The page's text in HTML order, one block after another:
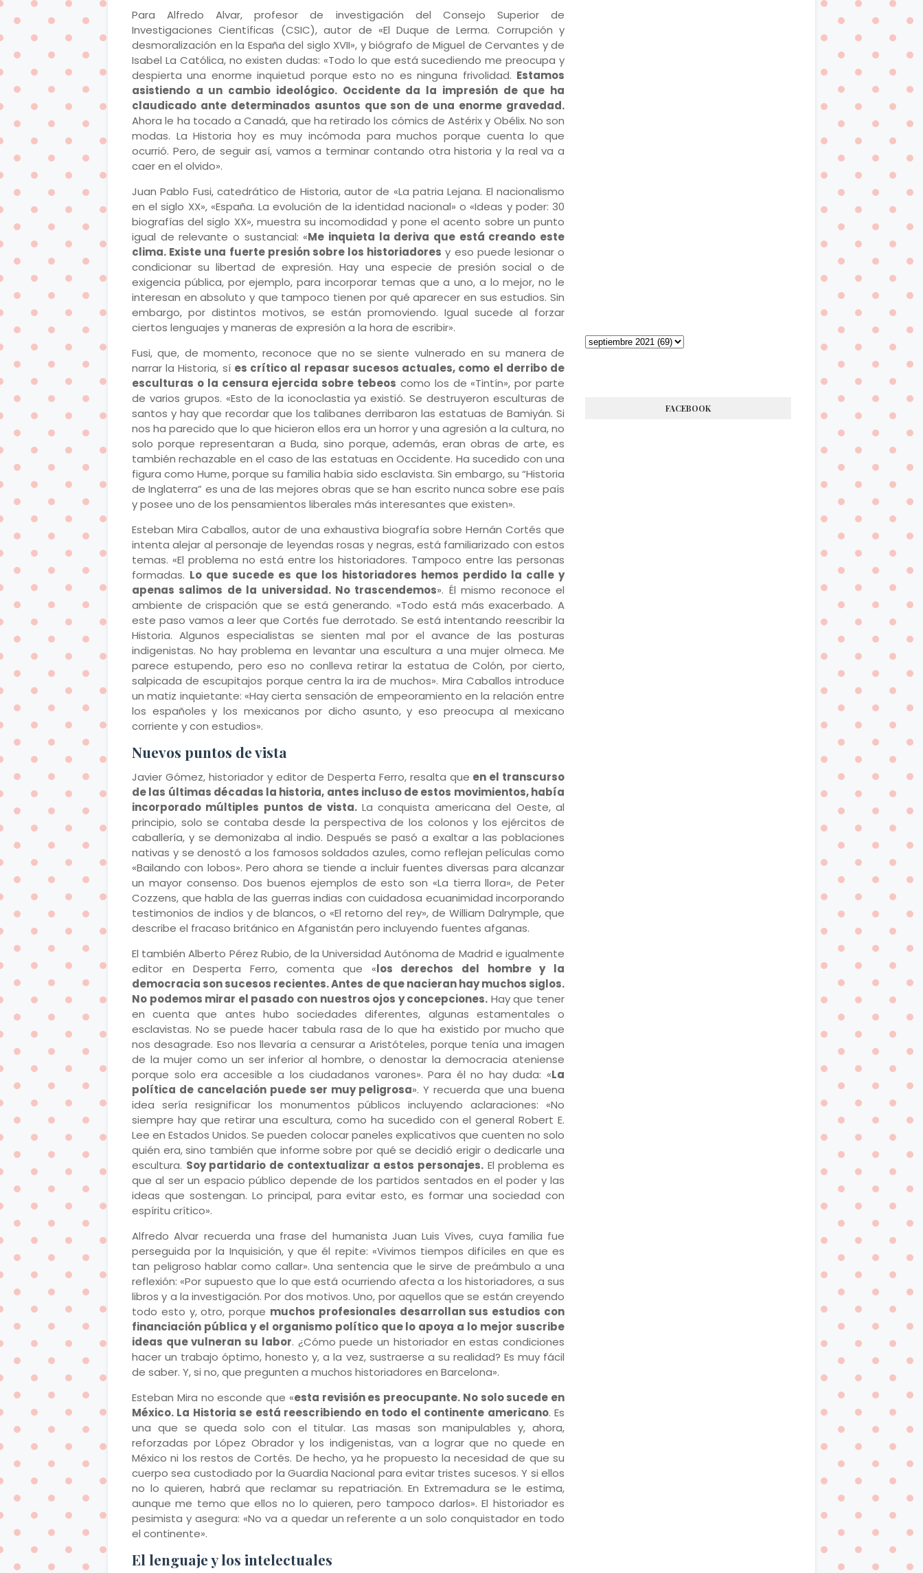
Para Alfredo Alvar, profesor de investigación del Consejo Superior de
Investigaciones Científicas (CSIC), autor de «El Duque de Lerma. Corrupción y
desmoralización en la España del siglo XVII», y biógrafo de Miguel de Cervantes y de
Isabel La Católica, no existen dudas: «Todo lo que está sucediendo me preocupa y
despierta una enorme inquietud porque esto no es ninguna frivolidad. Estamos
asistiendo a un cambio ideológico. Occidente da la impresión de que ha
claudicado ante determinados asuntos que son de una enorme gravedad.
Ahora le ha tocado a Canadá, que ha retirado los cómics de Astérix y Obélix. No son
modas. La Historia hoy es muy incómoda para muchos porque cuenta lo que
ocurrió. Pero, de seguir así, vamos a terminar contando otra historia y la real va a
caer en el olvido».
Juan Pablo Fusi, catedrático de Historia, autor de «La patria Lejana. El nacionalismo
en el siglo XX», «España. La evolución de la identidad nacional» o «Ideas y poder: 30
biografías del siglo XX», muestra su incomodidad y pone el acento sobre un punto
igual de relevante o sustancial: «Me inquieta la deriva que está creando este
clima. Existe una fuerte presión sobre los historiadores y eso puede lesionar o
condicionar su libertad de expresión. Hay una especie de presión social o de
exigencia pública, por ejemplo, para incorporar temas que a uno, a lo mejor, no le
interesan en absoluto y que tampoco tienen por qué aparecer en sus estudios. Sin
embargo, por distintos motivos, se están promoviendo. Igual sucede al forzar
ciertos lenguajes y maneras de expresión a la hora de escribir».
Fusi, que, de momento, reconoce que no se siente vulnerado en su manera de
narrar la Historia, sí es crítico al repasar sucesos actuales, como el derribo de
esculturas o la censura ejercida sobre tebeos como los de «Tintín», por parte
de varios grupos. «Esto de la iconoclastia ya existió. Se destruyeron esculturas de
santos y hay que recordar que los talibanes derribaron las estatuas de Bamiyán. Si
nos ha parecido que lo que hicieron ellos era un horror y una agresión a la cultura, no
solo porque representaran a Buda, sino porque, además, eran obras de arte, es
también rechazable en el caso de las estatuas en Occidente. Ha sucedido con una
figura como Hume, porque su familia había sido esclavista. Sin embargo, su “Historia
de Inglaterra” es una de las mejores obras que se han escrito nunca sobre ese país
y posee uno de los pensamientos liberales más interesantes que existen».
Esteban Mira Caballos, autor de una exhaustiva biografía sobre Hernán Cortés que
intenta alejar al personaje de leyendas rosas y negras, está familiarizado con estos
temas. «El problema no está entre los historiadores. Tampoco entre las personas
formadas. Lo que sucede es que los historiadores hemos perdido la calle y
apenas salimos de la universidad. No trascendemos». Él mismo reconoce el
ambiente de crispación que se está generando. «Todo está más exacerbado. A
este paso vamos a leer que Cortés fue derrotado. Se está intentando reescribir la
Historia. Algunos especialistas se sienten mal por el avance de las posturas
indigenistas. No hay problema en levantar una escultura a una mujer olmeca. Me
parece estupendo, pero eso no conlleva retirar la estatua de Colón, por cierto,
salpicada de escupitajos porque centra la ira de muchos». Mira Caballos introduce
un matiz inquietante: «Hay cierta sensación de empeoramiento en la relación entre
los españoles y los mexicanos por dicho asunto, y eso preocupa al mexicano
corriente y con estudios».
Nuevos puntos de vista
Javier Gómez, historiador y editor de Desperta Ferro, resalta que en el transcurso
de las últimas décadas la historia, antes incluso de estos movimientos, había
incorporado múltiples puntos de vista.La conquista americana del Oeste, al
principio, solo se contaba desde la perspectiva de los colonos y los ejércitos de
caballería, y se demonizaba al indio. Después se pasó a exaltar a las poblaciones
nativas y se denostó a los famosos soldados azules, como reflejan películas como
«Bailando con lobos». Pero ahora se tiende a incluir fuentes diversas para alcanzar
un mayor consenso. Dos buenos ejemplos de esto son «La tierra llora», de Peter
Cozzens, que habla de las guerras indias con cuidadosa ecuanimidad incorporando
testimonios de indios y de blancos, o «El retorno del rey», de William Dalrymple, que
describe el fracaso británico en Afganistán pero incluyendo fuentes afganas.
El también Alberto Pérez Rubio, de la Universidad Autónoma de Madrid e igualmente
editor en Desperta Ferro, comenta que «los derechos del hombre y la
democracia son sucesos recientes. Antes de que nacieran hay muchos siglos.
No podemos mirar el pasado con nuestros ojos y concepciones. Hay que tener
en cuenta que antes hubo sociedades diferentes, algunas estamentales o
esclavistas. No se puede hacer tabula rasa de lo que ha existido por mucho que
nos desagrade. Eso nos llevaría a censurar a Aristóteles, porque tenía una imagen
de la mujer como un ser inferior al hombre, o denostar la democracia ateniense
porque solo era accesible a los ciudadanos varones». Para él no hay duda: «La
política de cancelación puede ser muy peligrosa». Y recuerda que una buena
idea sería resignificar los monumentos públicos incluyendo aclaraciones: «No
siempre hay que retirar una escultura, como ha sucedido con el general Robert E.
Lee en Estados Unidos. Se pueden colocar paneles explicativos que cuenten no solo
quién era, sino también que informe sobre por qué se decidió erigir o dedicarle una
escultura. Soy partidario de contextualizar a estos personajes.El problema es
que al ser un espacio público depende de los partidos sentados en el poder y las
ideas que sostengan. Lo principal, para evitar esto, es formar una sociedad con
espíritu crítico».
Alfredo Alvar recuerda una frase del humanista Juan Luis Vives, cuya familia fue
perseguida por la Inquisición, y que él repite: «Vivimos tiempos difíciles en que es
tan peligroso hablar como callar». Una sentencia que le sirve de preámbulo a una
reflexión: «Por supuesto que lo que está ocurriendo afecta a los historiadores, a sus
libros y a la investigación. Por dos motivos. Uno, por aquellos que se están creyendo
todo esto y, otro, porque muchos profesionales desarrollan sus estudios con
financiación pública y el organismo político que lo apoya a lo mejor suscribe
ideas que vulneran su labor. ¿Cómo puede un historiador en estas condiciones
hacer un trabajo óptimo, honesto y, a la vez, sustraerse a su realidad? Es muy fácil
de saber. Y, si no, que pregunten a muchos historiadores en Barcelona».
Esteban Mira no esconde que «esta revisión es preocupante. No solo sucede en
México. La Historia se está reescribiendo en todo el continente americano. Es
una que se queda solo con el titular. Las masas son manipulables y, ahora,
reforzadas por López Obrador y los indigenistas, van a lograr que no quede en
México ni los restos de Cortés. De hecho, ya he propuesto la necesidad de que su
cuerpo sea custodiado por la Guardia Nacional para evitar tristes sucesos. Y si ellos
no lo quieren, habrá que reclamar su repatriación. En Extremadura se le estima,
aunque me temo que ellos no lo quieren, pero tampoco darlos». El historiador es
pesimista y asegura: «No va a quedar un referente a un solo conquistador en todo
el continente».
El lenguaje y los intelectuales
FACEBOOK